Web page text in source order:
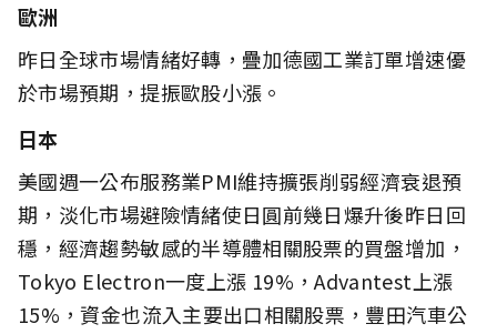
歐洲
昨日全球市場情緒好轉，疊加德國工業訂單增速優
於市場預期，提振歐股小漲。
日本
美國週一公布服務業PMI維持擴張削弱經濟衰退預
期，淡化市場避險情緒使日圓前幾日爆升後昨日回
穩，經濟趨勢敏感的半導體相關股票的買盤增加，
Tokyo Electron一度上漲 19%，Advantest上漲
15%，資金也流入主要出口相關股票，豐田汽車公